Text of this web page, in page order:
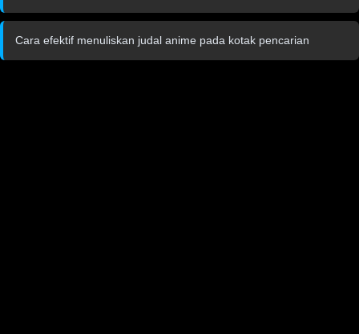
Cara efektif menuliskan judal anime pada kotak pencarian